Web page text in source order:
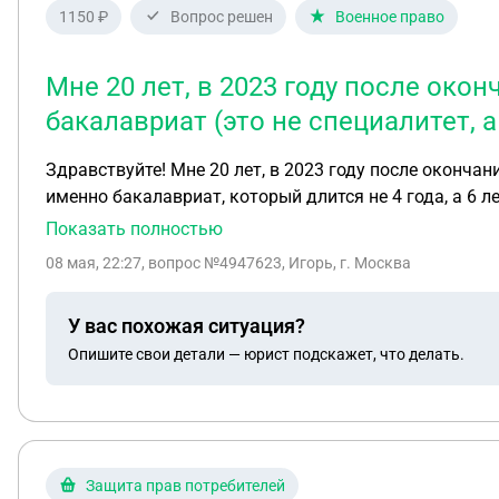
1150 ₽ Вопрос решен Военное право
Мне 20 лет, в 2023 году после
бакалавриат (это не специалитет,
Здравствуйте! Мне 20 лет, в 2023 году после
именно бакалавриат, который длится не 4 года, а 6
четвертом семестре (в этом году, в марте)
увеличился. Сейчас мне пришло письмо из реестра воинского учёта с припиской "Изменены сведения в Реестре воинского учёта". Там указано, что ни отсрочки,
должно сохраняться. Так же они сообщили, что
пополняется данными. Посоветовали при получении повестки
Показать полностью
08 мая, 22:27, вопрос №4947623, Игорь, г. Москва
У вас похожая ситуация?
Опишите свои детали — юрист подскажет, что делать.
Защита прав потребителей